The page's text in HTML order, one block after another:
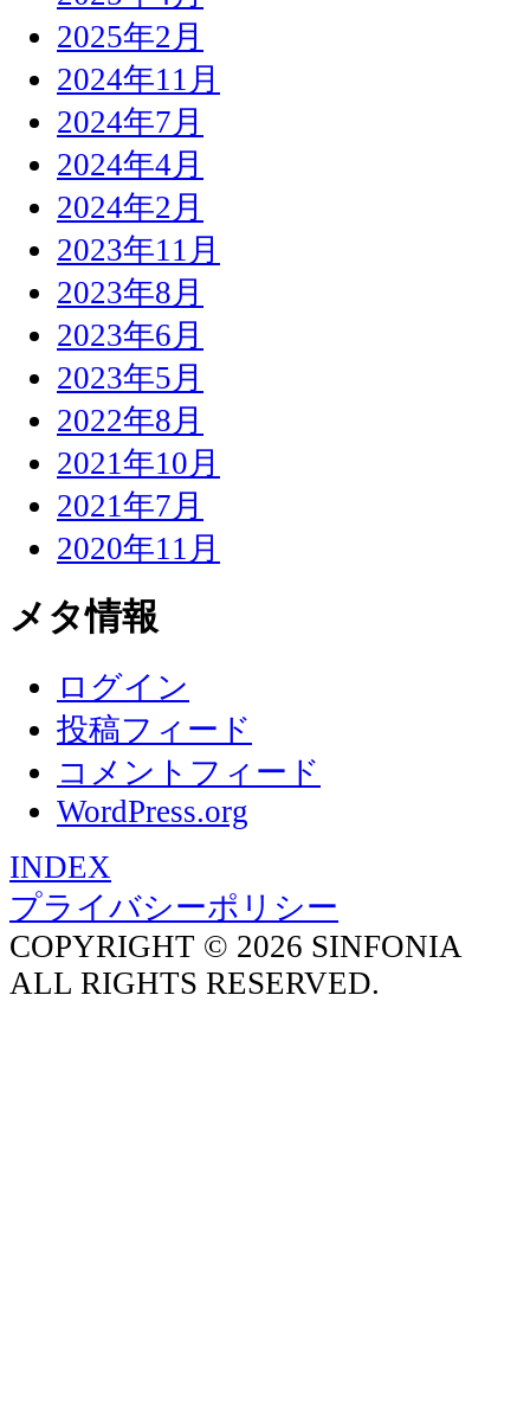
2025年2月
2024年11月
2024年7月
2024年4月
2024年2月
2023年11月
2023年8月
2023年6月
2023年5月
2022年8月
2021年10月
2021年7月
2020年11月
メタ情報
ログイン
投稿フィード
コメントフィード
WordPress.org
INDEX
プライバシーポリシー
COPYRIGHT © 2026 SINFONIA
ALL RIGHTS RESERVED.